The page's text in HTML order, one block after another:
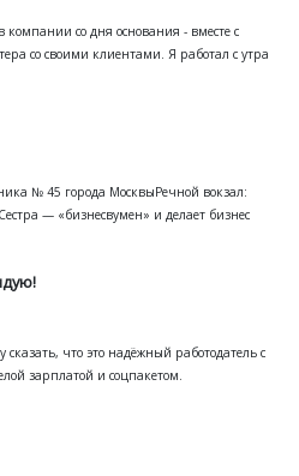
со дня основания - вместе с
со своими клиентами. Я работал с утра
№ 45 города МосквыРечной вокзал:
— «бизнесвумен» и делает бизнес
что это надёжный работодатель с
зарплатой и соцпакетом.